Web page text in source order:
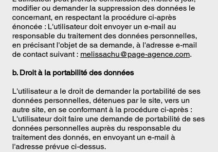
modifier ou demander la suppression des données le
concernant, en respectant la procédure ci-après
énoncée : L'utilisateur doit envoyer un e-mail au
responsable du traitement des données personnelles,
en précisant l'objet de sa demande, à l'adresse e-mail
de contact suivant : melissachu@page-agence.com.
b. Droit à la portabilité des données
L'utilisateur a le droit de demander la portabilité de ses
données personnelles, détenues par le site, vers un
autre site, en se conformant à la procédure ci-après :
L'utilisateur doit faire une demande de portabilité de ses
données personnelles auprès du responsable du
traitement des donnés, en envoyant un e-mail à
l'adresse prévue ci-dessus.